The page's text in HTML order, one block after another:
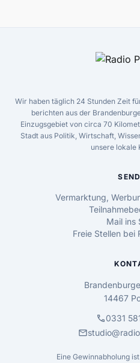
Wir haben täglich 24 Stunden Zeit
berichten aus der
Einzugsgebiet von circa 70
Stadt aus Politik, Wirtschaft,
unsere lokale
Vermarktung,
Mail ins
Freie Stellen bei
14467
call0331
mail
Eine Gewinnabholung